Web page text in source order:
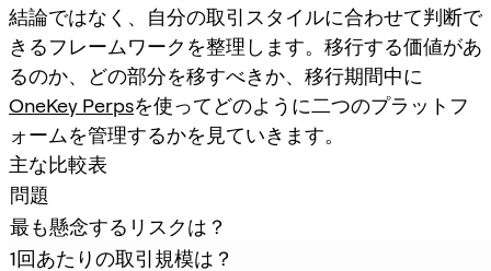
結論ではなく、自分の取引スタイルに合わせて判断で
きるフレームワークを整理します。移行する価値があ
るのか、どの部分を移すべきか、移行期間中に
OneKey Perpsを使ってどのように二つのプラットフ
ォームを管理するかを見ていきます。
主な比較表
問題
最も懸念するリスクは？
1回あたりの取引規模は？